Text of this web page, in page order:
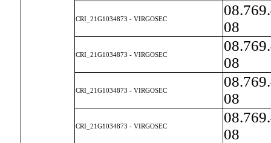
CRI_21G1034873 - VIRGOSEC
08
CRI_21G1034873 - VIRGOSEC
08
CRI_21G1034873 - VIRGOSEC
08
CRI_21G1034873 - VIRGOSEC
08